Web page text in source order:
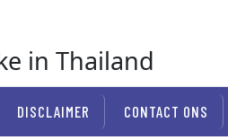
in Thailand
DISCLAIMER CONTACT ONS